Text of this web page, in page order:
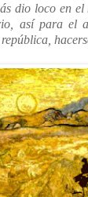
dio loco en
así para el